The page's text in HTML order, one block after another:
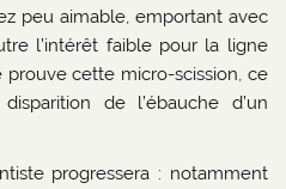
peu aimable, emportant avec
l’intérêt faible pour la ligne
cette micro-scission, ce
de l’ébauche d’un
progressera : notamment